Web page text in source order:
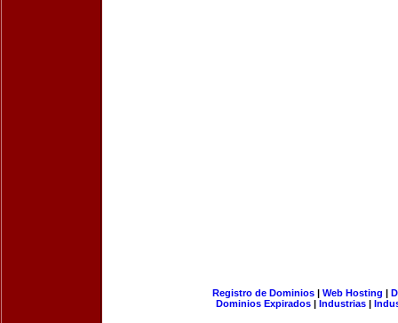
Registro de Dominios| Web Hosting |
Dominios Expirados | Industrias |